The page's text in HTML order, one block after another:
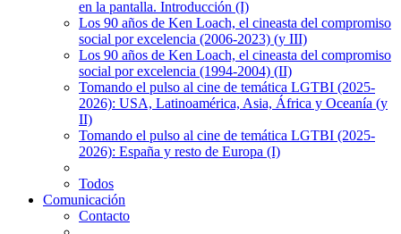
en la pantalla. Introducción (I)
Los 90 años de Ken Loach, el cineasta del compromiso
social por excelencia (2006-2023) (y III)
Los 90 años de Ken Loach, el cineasta del compromiso
social por excelencia (1994-2004) (II)
Tomando el pulso al cine de temática LGTBI (2025-
2026): USA, Latinoamérica, Asia, África y Oceanía (y
II)
Tomando el pulso al cine de temática LGTBI (2025-
2026): España y resto de Europa (I)
Todos
Comunicación
Contacto